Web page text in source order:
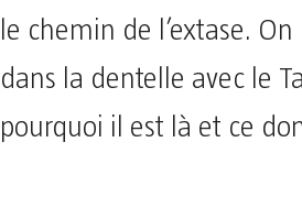
le chemin de l’extase.
dans la dentelle avec le
pourquoi il est là et ce